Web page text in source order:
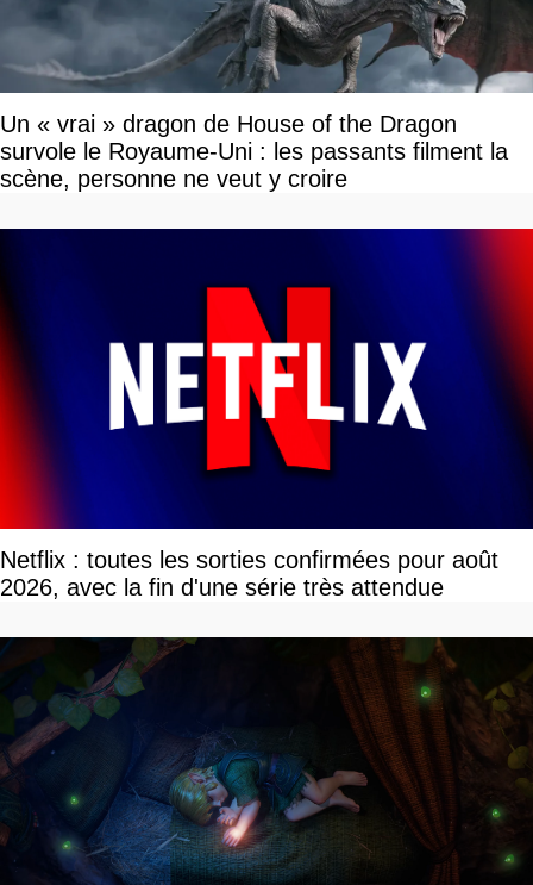
Un « vrai » dragon de House of the Dragon
survole le Royaume-Uni : les passants filment la
scène, personne ne veut y croire
Netflix : toutes les sorties confirmées pour août
2026, avec la fin d'une série très attendue